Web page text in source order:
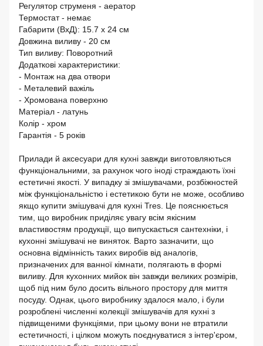
Регулятор струменя - аератор
Термостат - немає
Габарити (ВхД): 15.7 х 24 см
Довжина виливу - 20 см
Тип виливу: Поворотний
Додаткові характеристики:
- Монтаж на два отвори
- Металевий важіль
- Хромована поверхню
Матеріал - латунь
Колір - хром
Гарантія - 5 років
Прилади й аксесуари для кухні завжди виготовляються
функціональними, за рахунок чого іноді страждають їхні
естетичні якості. У випадку зі змішувачами, розбіжностей
між функціональністю і естетикою бути не може, особливо
якщо купити змішувачі для кухні Tres. Це пояснюється
тим, що виробник приділяє увагу всім якісним
властивостям продукції, що випускається сантехніки, і
кухонні змішувачі не виняток. Варто зазначити, що
основна відмінність таких виробів від аналогів,
призначених для ванної кімнати, полягають в формі
виливу. Для кухонних мийок він завжди великих розмірів,
щоб під ним було досить вільного простору для миття
посуду. Однак, цього виробнику здалося мало, і були
розроблені численні колекції змішувачів для кухні з
підвищеними функціями, при цьому вони не втратили
естетичності, і цілком можуть поєднуватися з інтер'єром,